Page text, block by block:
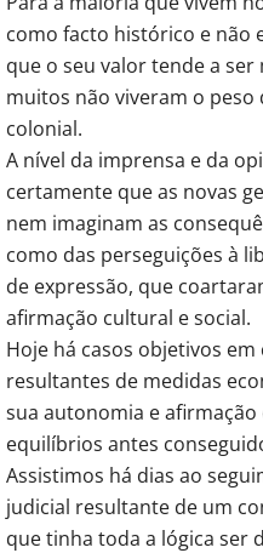
como facto histórico e não
que o seu valor tende a
muitos não viveram o
colonial.
A nível da imprensa e da
certamente que as novas
nem imaginam as
como das perseguições à
de expressão, que
afirmação cultural e social.
Hoje há casos objetivos
resultantes de medidas
sua autonomia e
equilíbrios antes
Assistimos há dias ao
judicial resultante de um
que tinha toda a lógica ser